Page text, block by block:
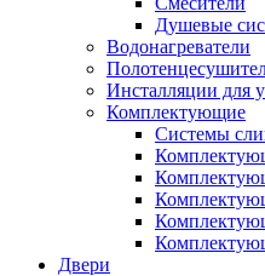
Душевые
Водонагреватели
Инсталляции для
Комплектующие
Системы
Двери